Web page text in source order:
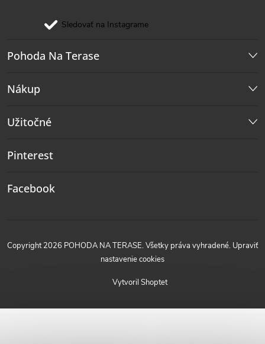
Sledovať na Instagrame
Pohoda Na Terase
Nákup
Užitočné
Pinterest
Facebook
Vytvoril Shoptet
Copyright 2026 POHODA NA TERASE. Všetky práva vyhradené. Upraviť
nastavenie cookies